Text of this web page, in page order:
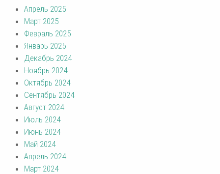
Апрель 2025
Март 2025
Февраль 2025
Январь 2025
Декабрь 2024
Ноябрь 2024
Октябрь 2024
Сентябрь 2024
Август 2024
Июль 2024
Июнь 2024
Май 2024
Апрель 2024
Март 2024